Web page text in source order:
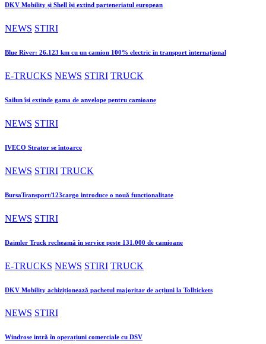
DKV Mobility și Shell își extind parteneriatul european
NEWS STIRI
Blue River: 26.123 km cu un camion 100% electric în transport internațional
E-TRUCKS NEWS STIRI TRUCK
Sailun își extinde gama de anvelope pentru camioane
NEWS STIRI
IVECO Strator se întoarce
NEWS STIRI TRUCK
BursaTransport/123cargo introduce o nouă funcționalitate
NEWS STIRI
Daimler Truck recheamă în service peste 131.000 de camioane
E-TRUCKS NEWS STIRI TRUCK
DKV Mobility achiziționează pachetul majoritar de acțiuni la Tolltickets
NEWS STIRI
Windrose intră în operațiuni comerciale cu DSV